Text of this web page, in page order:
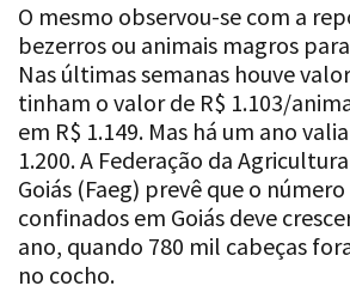
O mesmo observou-se com a
bezerros ou animais magros
Nas últimas semanas houve
tinham o valor de R$ 1.103/
em R$ 1.149. Mas há um ano
1.200. A Federação da
Goiás (Faeg) prevê que o
confinados em Goiás deve
ano, quando 780 mil cabeças
no cocho.